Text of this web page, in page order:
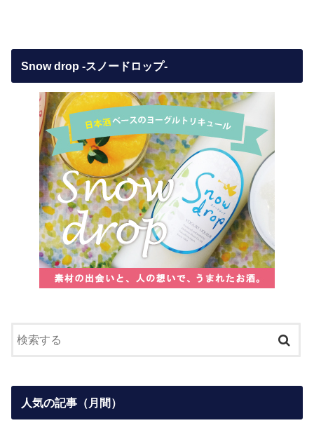
Snow drop -スノードロップ-
人気の記事（月間）